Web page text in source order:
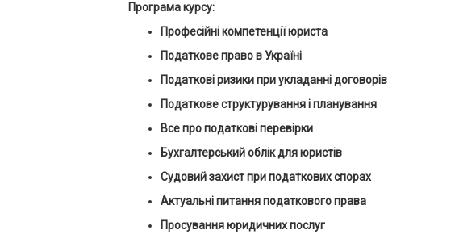
Програма курсу:
Професійні компетенції юриста
Податкове право в Україні
Податкові ризики при укладанні договорів
Податкове структурування і планування
Все про податкові перевірки
Бухгалтерський облік для юристів
Судовий захист при податкових спорах
Актуальні питання податкового права
Просування юридичних послуг